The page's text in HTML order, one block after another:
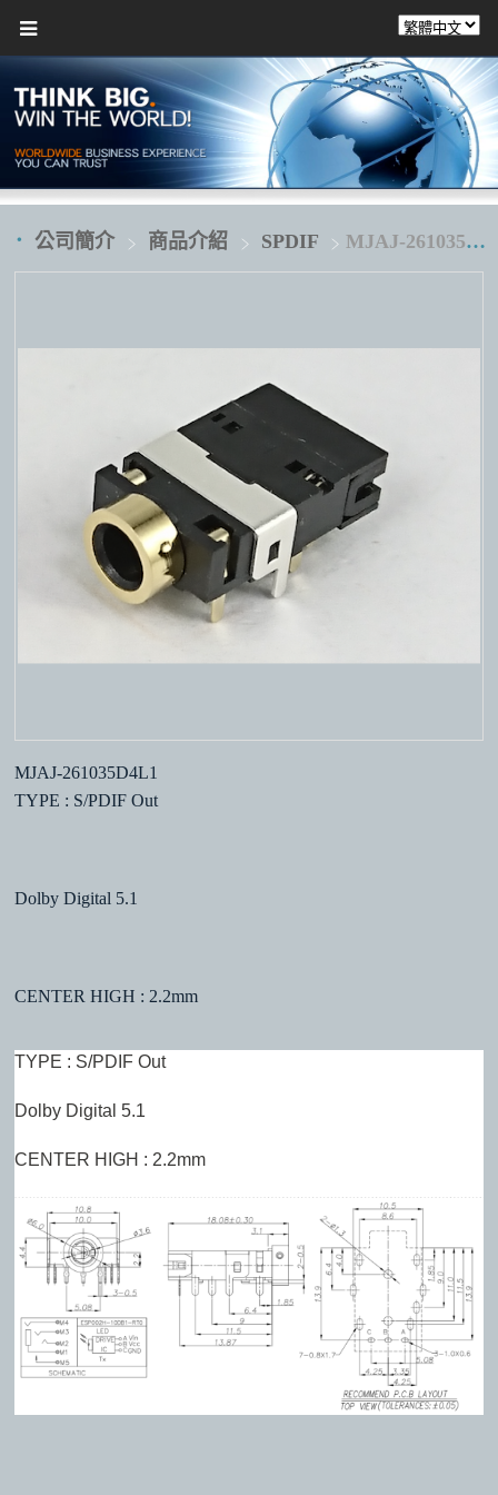
公司簡介 商品介紹 SPDIF MJAJ-261035D4L1
MJAJ-261035D4L1
TYPE : S/PDIF Out
Dolby Digital 5.1
CENTER HIGH : 2.2mm
TYPE : S/PDIF Out
Dolby Digital 5.1
CENTER HIGH : 2.2mm